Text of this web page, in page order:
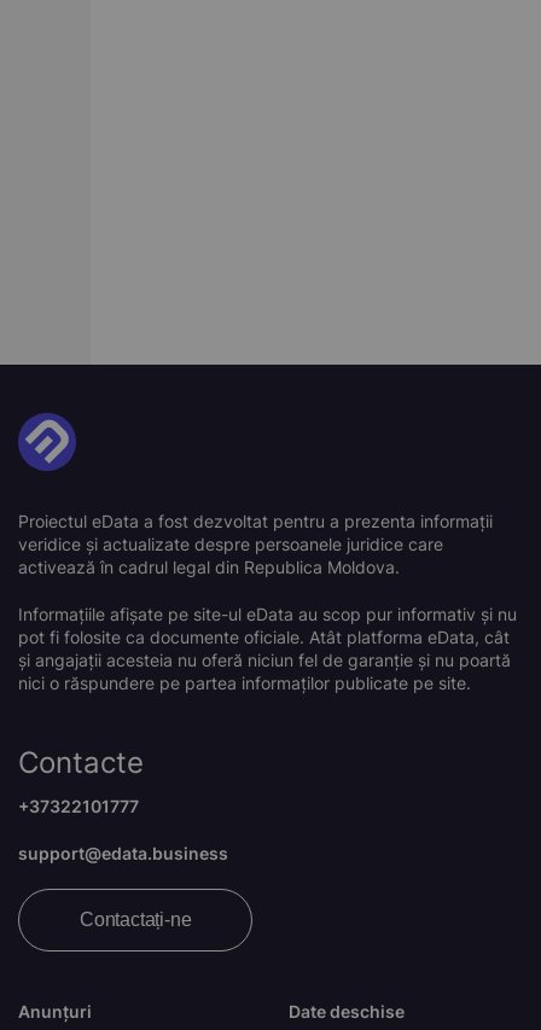
Proiectul eData a fost dezvoltat pentru a prezenta informații
veridice și actualizate despre persoanele juridice care
activează în cadrul legal din Republica Moldova.
Informațiile afișate pe site-ul eData au scop pur informativ și nu
pot fi folosite ca documente oficiale. Atât platforma eData, cât
și angajații acesteia nu oferă niciun fel de garanție și nu poartă
nici o răspundere pe partea informaților publicate pe site.
Anunțuri Date deschise
Contacte
+37322101777
support@edata.business
Contactați-ne